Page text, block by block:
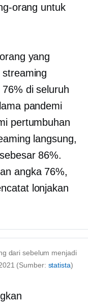
orang untuk
yang
di seluruh
pandemi
pertumbuhan
langsung,
86%.
angka 76%,
lonjakan
dari sebelum menjadi
(Sumber: statista)